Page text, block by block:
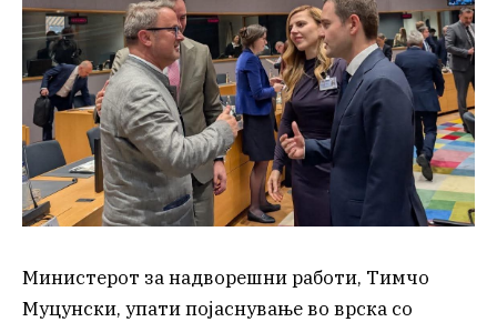
Министерот за надворешни работи, Тимчо
Муцунски, упати појаснување во врска со